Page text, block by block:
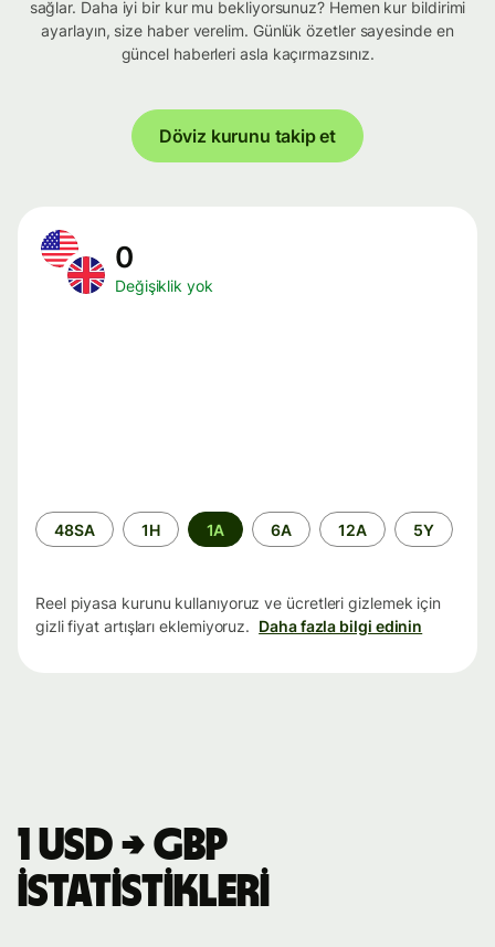
sağlar. Daha iyi bir kur mu bekliyorsunuz? Hemen kur bildirimi
ayarlayın, size haber verelim. Günlük özetler sayesinde en
güncel haberleri asla kaçırmazsınız.
Döviz kurunu takip et
0
Değişiklik yok
Zaman
aralığı
48SA 1H 1A 6A 12A 5Y
Reel piyasa kurunu kullanıyoruz ve ücretleri gizlemek için
gizli fiyat artışları eklemiyoruz. Daha fazla bilgi edinin
1 USD → GBP
istatistikleri